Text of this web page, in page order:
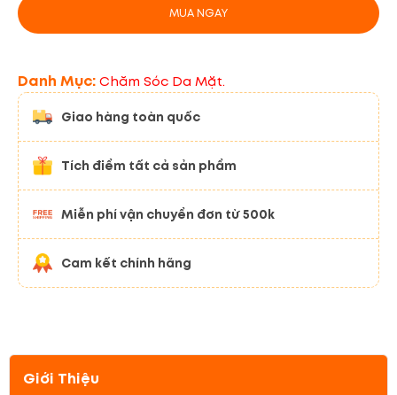
MUA NGAY
Danh Mục:Chăm Sóc Da Mặt.
Giao hàng toàn quốc
Tích điểm tất cả sản phẩm
Miễn phí vận chuyển đơn từ 500k
Cam kết chính hãng
Giới Thiệu